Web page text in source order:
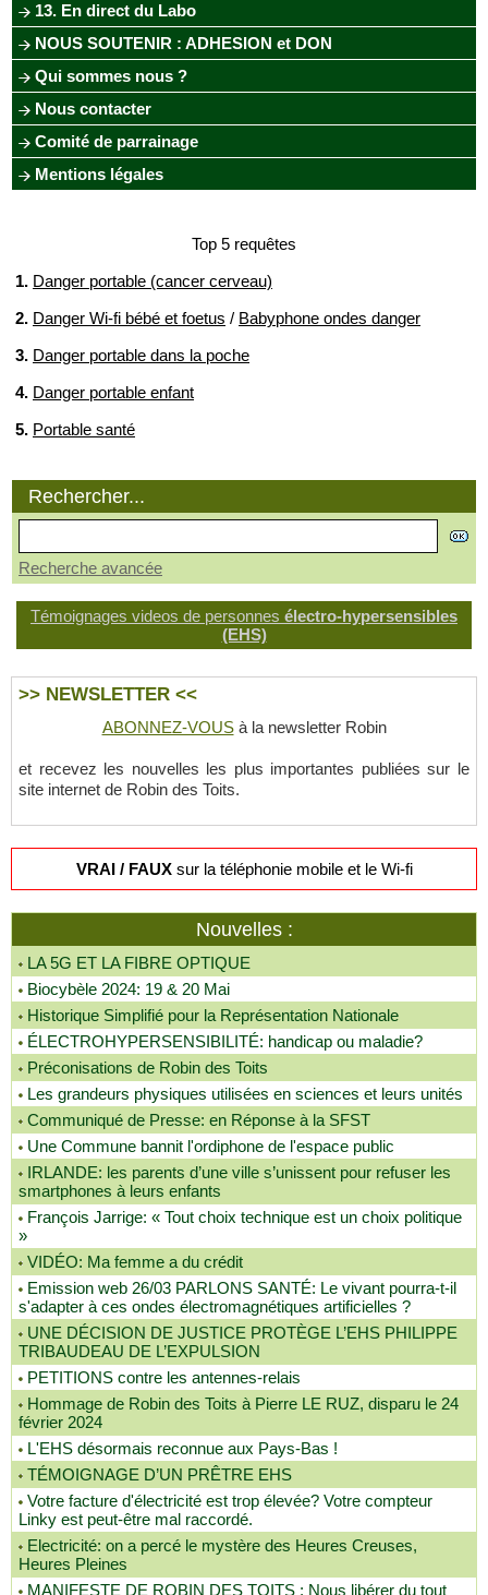
13. En direct du Labo
NOUS SOUTENIR : ADHESION et DON
Qui sommes nous ?
Nous contacter
Comité de parrainage
Mentions légales
Top 5 requêtes
1. Danger portable (cancer cerveau)
2. Danger Wi-fi bébé et foetus / Babyphone ondes danger
3. Danger portable dans la poche
4. Danger portable enfant
5. Portable santé
Rechercher...
Recherche avancée
Témoignages videos de personnes électro-hypersensibles
(EHS)
>> NEWSLETTER <<
ABONNEZ-VOUSà la newsletter Robin
et recevez les nouvelles les plus importantes publiées sur le
site internet de Robin des Toits.
VRAI / FAUXsur la téléphonie mobile et le Wi-fi
Nouvelles :
LA 5G ET LA FIBRE OPTIQUE
Biocybèle 2024: 19 & 20 Mai
Historique Simplifié pour la Représentation Nationale
ÉLECTROHYPERSENSIBILITÉ: handicap ou maladie?
Préconisations de Robin des Toits
Les grandeurs physiques utilisées en sciences et leurs unités
Communiqué de Presse: en Réponse à la SFST
Une Commune bannit l'ordiphone de l'espace public
IRLANDE: les parents d’une ville s’unissent pour refuser les
smartphones à leurs enfants
François Jarrige: « Tout choix technique est un choix politique
»
VIDÉO: Ma femme a du crédit
Emission web 26/03 PARLONS SANTÉ: Le vivant pourra-t-il
s'adapter à ces ondes électromagnétiques artificielles ?
UNE DÉCISION DE JUSTICE PROTÈGE L’EHS PHILIPPE
TRIBAUDEAU DE L’EXPULSION
PETITIONS contre les antennes-relais
Hommage de Robin des Toits à Pierre LE RUZ, disparu le 24
février 2024
L'EHS désormais reconnue aux Pays-Bas !
TÉMOIGNAGE D’UN PRÊTRE EHS
Votre facture d'électricité est trop élevée? Votre compteur
Linky est peut-être mal raccordé.
Electricité: on a percé le mystère des Heures Creuses,
Heures Pleines
MANIFESTE DE ROBIN DES TOITS : Nous libérer du tout